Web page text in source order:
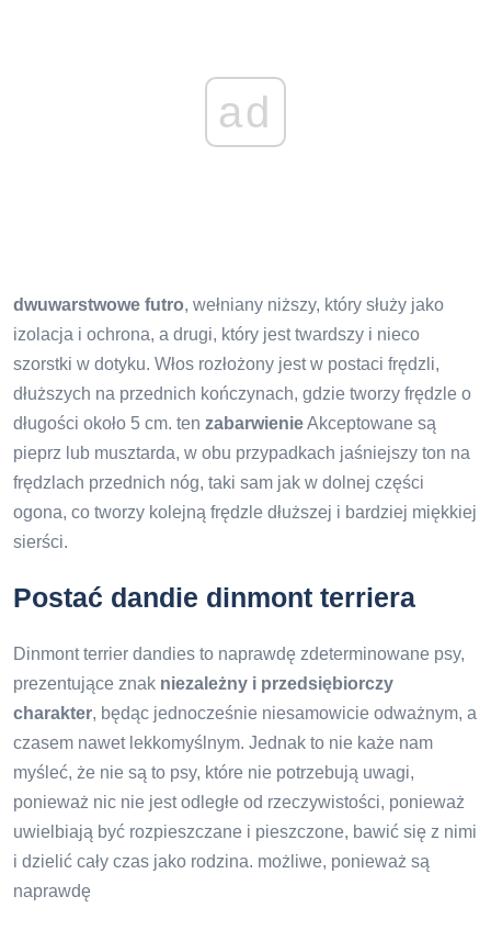
ad
dwuwarstwowe futro, wełniany niższy, który służy jako
izolacja i ochrona, a drugi, który jest twardszy i nieco
szorstki w dotyku. Włos rozłożony jest w postaci frędzli,
dłuższych na przednich kończynach, gdzie tworzy frędzle o
długości około 5 cm. ten zabarwienieAkceptowane są
pieprz lub musztarda, w obu przypadkach jaśniejszy ton na
frędzlach przednich nóg, taki sam jak w dolnej części
ogona, co tworzy kolejną frędzle dłuższej i bardziej miękkiej
sierści.
Postać dandie dinmont terriera
Dinmont terrier dandies to naprawdę zdeterminowane psy,
prezentujące znak niezależny i przedsiębiorczy
charakter, będąc jednocześnie niesamowicie odważnym, a
czasem nawet lekkomyślnym. Jednak to nie każe nam
myśleć, że nie są to psy, które nie potrzebują uwagi,
ponieważ nic nie jest odległe od rzeczywistości, ponieważ
uwielbiają być rozpieszczane i pieszczone, bawić się z nimi
i dzielić cały czas jako rodzina. możliwe, ponieważ są
naprawdę